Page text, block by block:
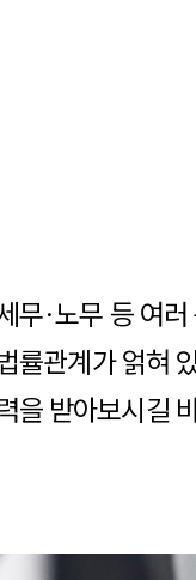
무·노무 등 여
률관계가 얽혀
을 받아보시길